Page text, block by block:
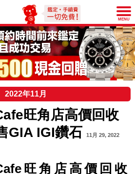
CAFE
MENU
2022年11月
旺角店高價回收
GIA IGI鑽石
11月 29, 2022
旺角店高價回收